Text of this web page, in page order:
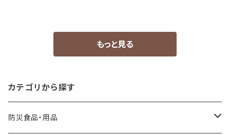
もっと見る
カテゴリから探す
防災食品・用品